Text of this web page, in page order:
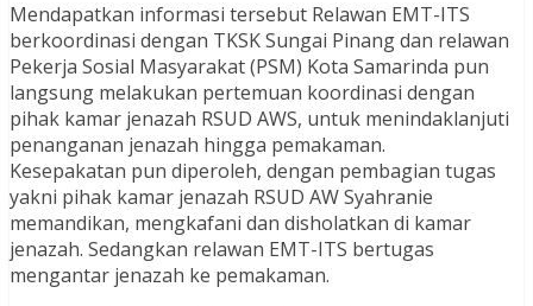
Mendapatkan informasi tersebut Relawan EMT-ITS
berkoordinasi dengan TKSK Sungai Pinang dan relawan
Pekerja Sosial Masyarakat (PSM) Kota Samarinda pun
langsung melakukan pertemuan koordinasi dengan
pihak kamar jenazah RSUD AWS, untuk menindaklanjuti
penanganan jenazah hingga pemakaman.
Kesepakatan pun diperoleh, dengan pembagian tugas
yakni pihak kamar jenazah RSUD AW Syahranie
memandikan, mengkafani dan disholatkan di kamar
jenazah. Sedangkan relawan EMT-ITS bertugas
mengantar jenazah ke pemakaman.